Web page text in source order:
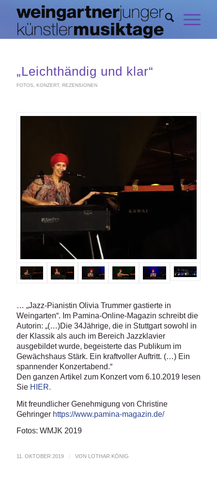
„Leichthändig und klar“
FOTOS KONZERT, REZENSIONEN
… „Jazz-Pianistin Olivia Trummer gastierte in
Weingarten“. Im Pamina-Online-Magazin schreibt die
Autorin: „(…)Die 34Jährige, die in Stuttgart sowohl in
der Klassik als auch im Bereich Jazzklavier
ausgebildet wurde, begeisterte das Publikum im
Gewächshaus Stärk. Ein kraftvoller Auftritt. (…) Ein
spannender Konzertabend.“
Den ganzen Artikel zum Konzert vom 6.10.2019 lesen
Sie HIER.
Mit freundlicher Genehmigung von Christine
Gehringer https://www.pamina-magazin.de/
Fotos: WMJK 2019
11. OKTOBER 2019 / VON LOTHAR KÖNIG